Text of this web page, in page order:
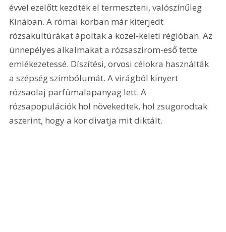
évvel ezelőtt kezdték el termeszteni, valószínűleg
Kínában. A római korban már kiterjedt
rózsakultúrákat ápoltak a közel-keleti régióban. Az
ünnepélyes alkalmakat a rózsaszirom-eső tette
emlékezetessé. Díszítési, orvosi célokra használták
a szépség szimbólumát. A virágból kinyert
rózsaolaj parfümalapanyag lett. A
rózsapopulációk hol növekedtek, hol zsugorodtak
aszerint, hogy a kor divatja mit diktált.